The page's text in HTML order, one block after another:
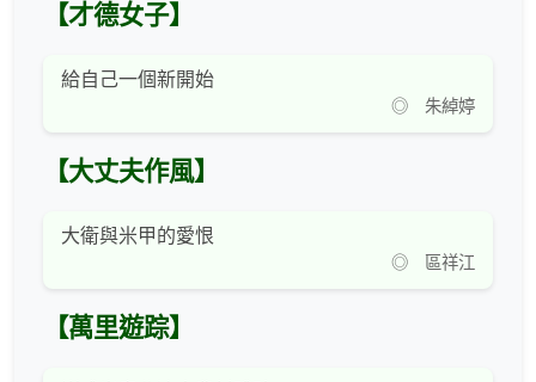
【才德女子】
給自己一個新開始
◎ 朱綽婷
【大丈夫作風】
大衛與米甲的愛恨
◎ 區祥江
【萬里遊踪】